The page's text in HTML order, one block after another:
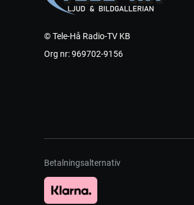
© Tele-Hå Radio-TV KB
Org nr: 969702-9156
Betalningsalternativ